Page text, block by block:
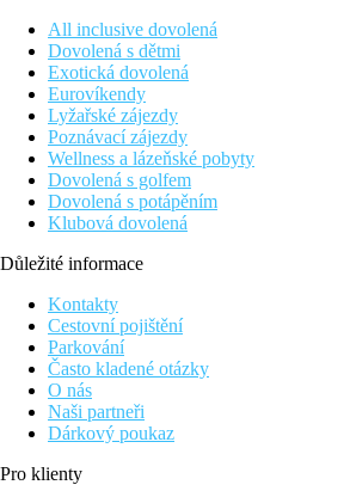
All inclusive dovolená
Dovolená s dětmi
Exotická dovolená
Eurovíkendy
Lyžařské zájezdy
Poznávací zájezdy
Wellness a lázeňské pobyty
Dovolená s golfem
Dovolená s potápěním
Klubová dovolená
Důležité informace
Kontakty
Cestovní pojištění
Parkování
Často kladené otázky
O nás
Naši partneři
Dárkový poukaz
Pro klienty